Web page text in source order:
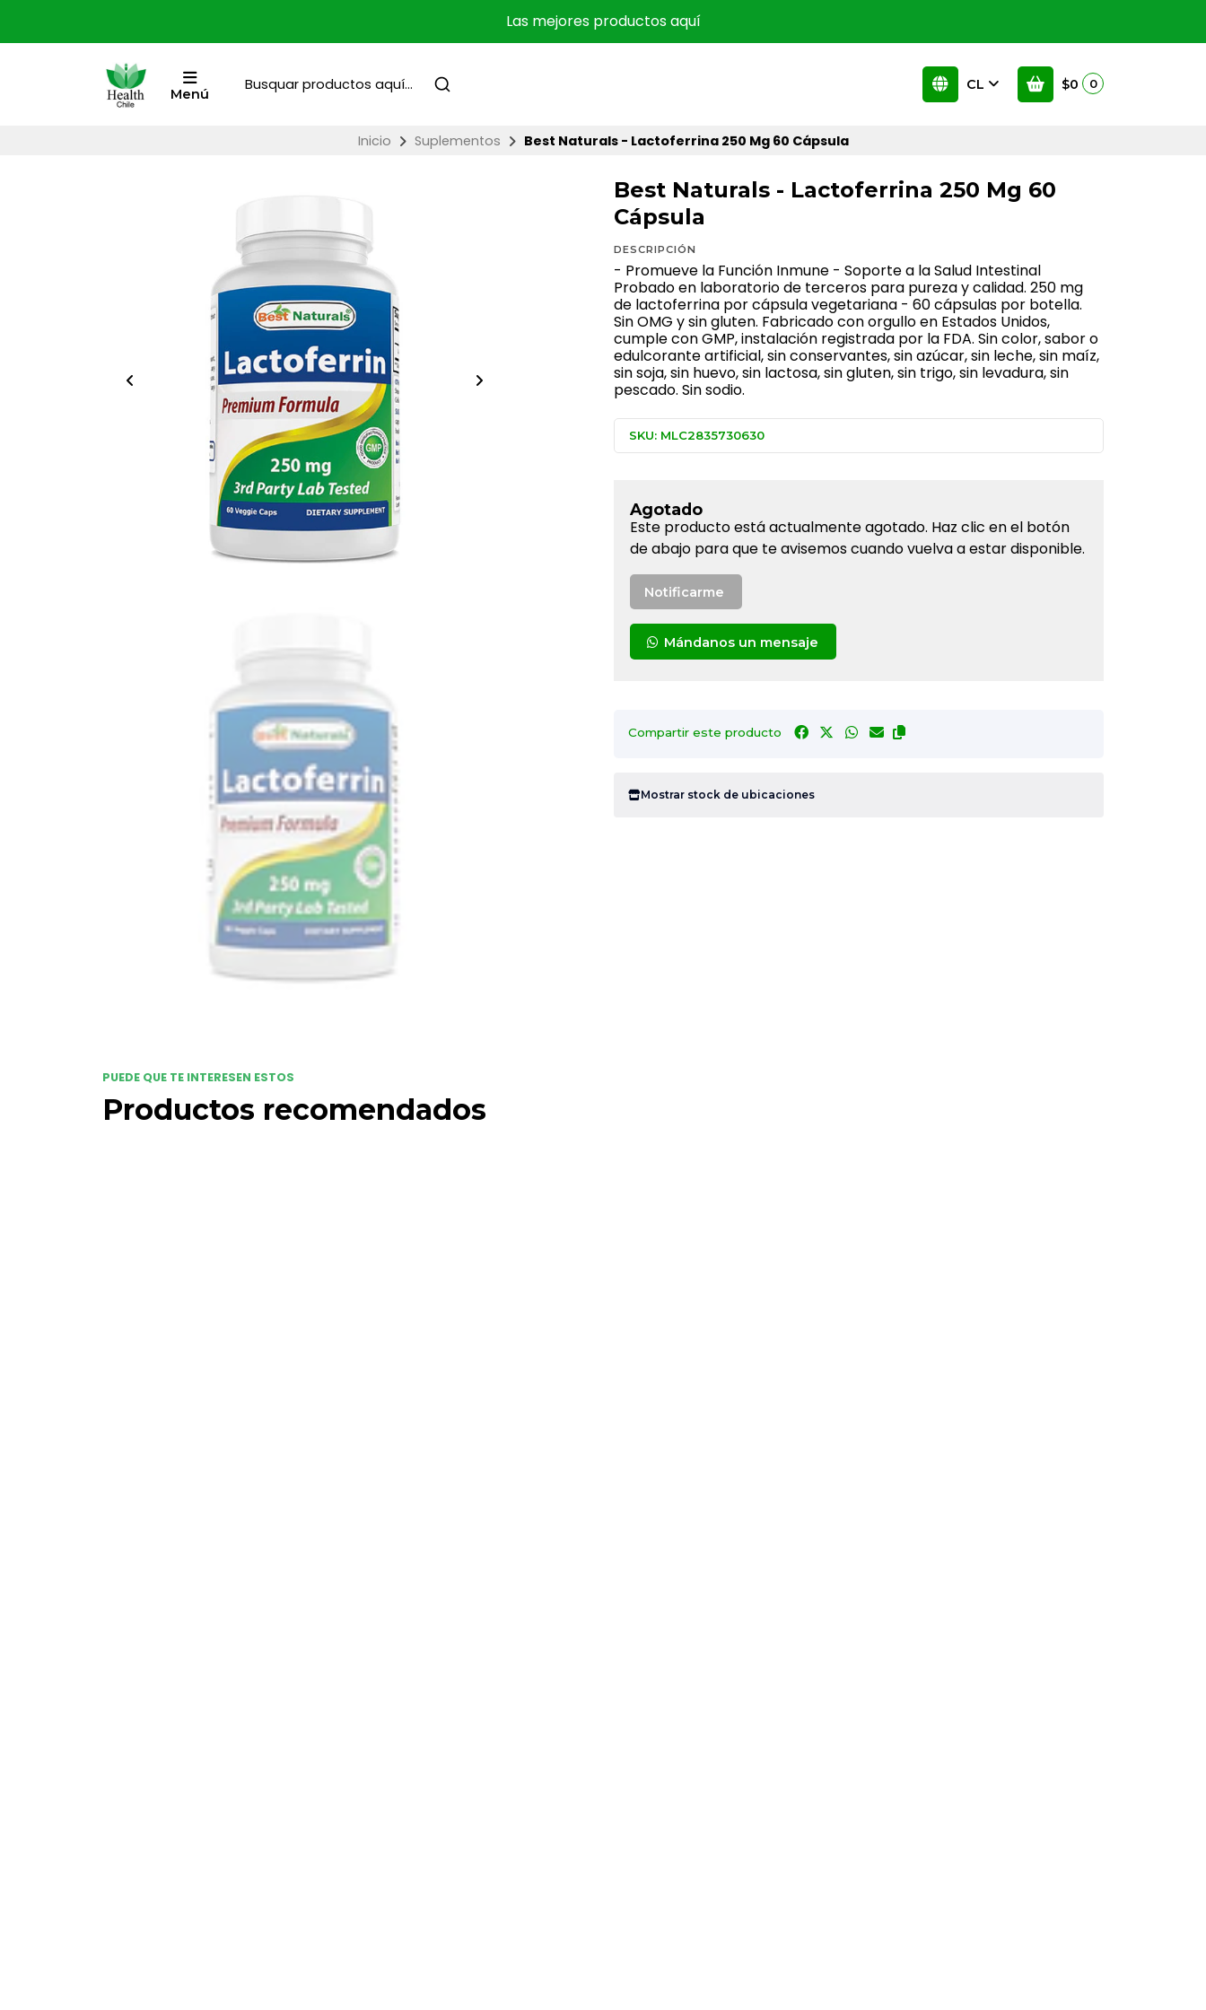
Las mejores productos aquí
Menú
CL $0 0
Inicio Suplementos Best Naturals - Lactoferrina 250 Mg 60 Cápsula
Best Naturals - Lactoferrina 250 Mg 60
Cápsula
DESCRIPCIÓN
- Promueve la Función Inmune - Soporte a la Salud Intestinal
Probado en laboratorio de terceros para pureza y calidad. 250 mg
de lactoferrina por cápsula vegetariana - 60 cápsulas por botella.
Sin OMG y sin gluten. Fabricado con orgullo en Estados Unidos,
cumple con GMP, instalación registrada por la FDA. Sin color, sabor o
edulcorante artificial, sin conservantes, sin azúcar, sin leche, sin maíz,
sin soja, sin huevo, sin lactosa, sin gluten, sin trigo, sin levadura, sin
pescado. Sin sodio.
SKU: MLC2835730630
Agotado
Este producto está actualmente agotado. Haz clic en el botón
de abajo para que te avisemos cuando vuelva a estar disponible.
Notificarme
Mándanos un mensaje
Compartir este producto
Mostrar stock de ubicaciones
PUEDE QUE TE INTERESEN ESTOS
Productos recomendados